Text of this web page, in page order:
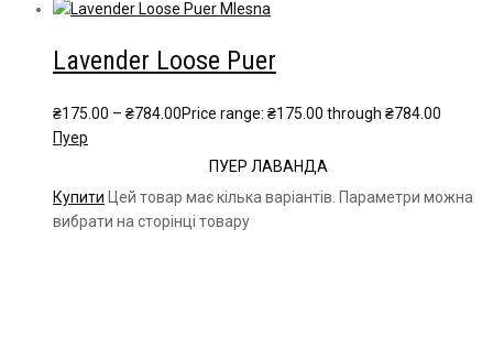
Lavender Loose Puer
₴175.00 – ₴784.00Price range: ₴175.00 through ₴784.00
Пуер
ПУЕР ЛАВАНДА
Купити Цей товар має кілька варіантів. Параметри можна
вибрати на сторінці товару